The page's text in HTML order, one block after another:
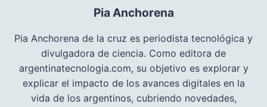
Pia Anchorena
Pia Anchorena de la cruz es periodista tecnológica y
divulgadora de ciencia. Como editora de
argentinatecnologia.com, su objetivo es explorar y
explicar el impacto de los avances digitales en la
vida de los argentinos, cubriendo novedades,